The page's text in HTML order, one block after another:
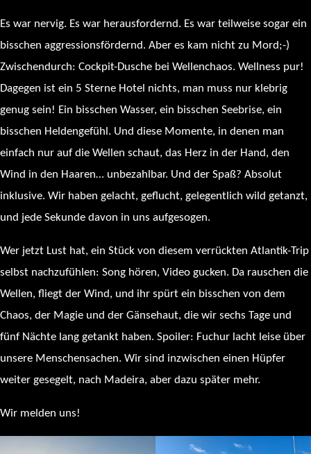
Es war nervig. Es war herausfordernd. Es war teilweise sogar ein
bisschen aggressionsfördernd. Aber es kam nicht zu Mord;-)
Zwischendurch: Cockpit-Dusche bei Wellenchaos. Wellness pur!
Dagegen ist ein 5 Sterne Hotel nichts, man muss nur klebrig
genug sein! Ein bisschen Wasser, ein bisschen Seebrise, ein
bisschen Heldengefühl. Und diese Momente, in denen man
einfach nur auf die Wellen schaut, das Herz in der Hand, den
Wind in den Haaren… unbezahlbar. Und der Spaß? Absolut
inklusive. Wir haben gelacht, geflucht, gelegentlich wild getanzt,
und jede Sekunde davon in uns aufgesogen.
Wer jetzt Lust hat, ein Stück von diesem verrückten Atlantik-Trip
selbst nachzufühlen: Song hören, Video gucken. Da rauschen die
Wellen, fliegt der Wind, und ihr spürt ein bisschen von dem
Chaos, der Magie und der Gänsehaut, die wir sechs Tage und
fünf Nächte lang getankt haben. Spoiler: Fuchur lacht leise über
unsere Menschensachen. Wir sind inzwischen einen Hüpfer
weiter gesegelt, nach Madeira, aber dazu später mehr.
Wir melden uns!